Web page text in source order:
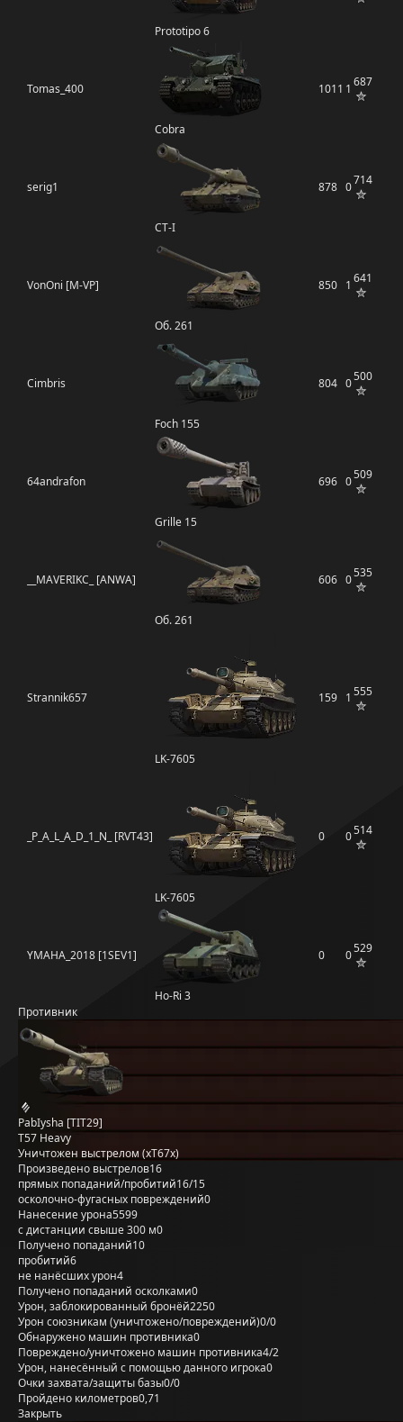
Prototipo 6
Tomas_400
Cobra
1011 1 687
serig1
СТ-I
878 0714
VonOni [M-VP]
Об. 261
850 1 641
Cimbris
Foch 155
804 0500
64andrafon
Grille 15
696 0509
__MAVERIKC_ [ANWA]
Об. 261
606 0535
Strannik657
LK-7605
159 1 555
_P_A_L_A_D_1_N_ [RVT43]
LK-7605
0 0514
YMAHA_2018 [1SEV1]
Ho-Ri 3
0 0529
Противник
PabIysha [TIT29]
T57 Heavy
Уничтожен выстрелом (xT67x)
Произведено выстрелов16
прямых попаданий/пробитий16/15
осколочно-фугасных повреждений0
Нанесение урона5599
с дистанции свыше 300 м0
Получено попаданий10
пробитий6
не нанёсших урон4
Получено попаданий осколками0
Урон, заблокированный бронёй2250
Урон союзникам (уничтожено/повреждений)0/0
Обнаружено машин противника0
Повреждено/уничтожено машин противника4/2
Урон, нанесённый с помощью данного игрока0
Очки захвата/защиты базы0/0
Пройдено километров0,71
Закрыть